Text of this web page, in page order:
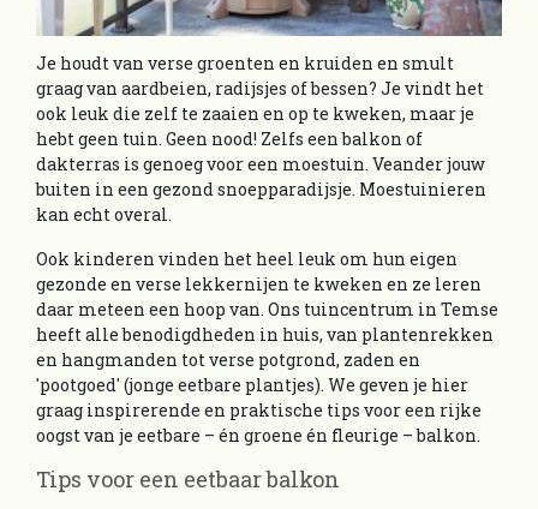
Je houdt van verse groenten en kruiden en smult
graag van aardbeien, radijsjes of bessen? Je vindt het
ook leuk die zelf te zaaien en op te kweken, maar je
hebt geen tuin. Geen nood! Zelfs een balkon of
dakterras is genoeg voor een moestuin. Veander jouw
buiten in een gezond snoepparadijsje. Moestuinieren
kan echt overal.
Ook kinderen vinden het heel leuk om hun eigen
gezonde en verse lekkernijen te kweken en ze leren
daar meteen een hoop van. Ons tuincentrum in Temse
heeft alle benodigdheden in huis, van plantenrekken
en hangmanden tot verse potgrond, zaden en
'pootgoed' (jonge eetbare plantjes). We geven je hier
graag inspirerende en praktische tips voor een rijke
oogst van je eetbare – én groene én fleurige – balkon.
Tips voor een eetbaar balkon